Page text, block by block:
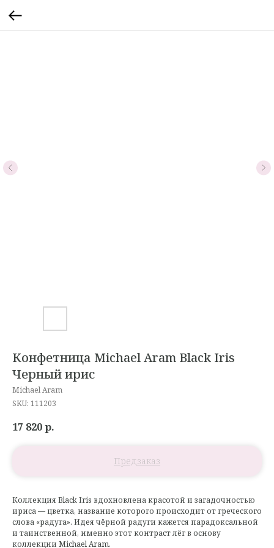
Конфетница Michael Aram Black Iris
Черный ирис
Michael Aram
SKU: 111203
17 820р.
Коллекция Black Iris вдохновлена красотой и загадочностью
ириса — цветка, название которого происходит от греческого
слова «радуга». Идея чёрной радуги кажется парадоксальной
и таинственной, именно этот контраст лёг в основу
коллекции Michael Aram.